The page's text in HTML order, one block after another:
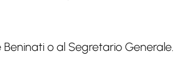
o al Segretario Generale.